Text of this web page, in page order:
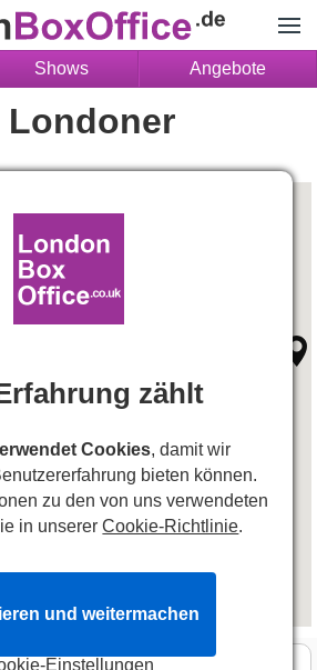
Shows Angebote
Londoner
zählt
Cookies, damit wir
bieten können.
zu den von uns verwendeten
in unsererCookie-Richtlinie.
Einstellungen
und weitermachen